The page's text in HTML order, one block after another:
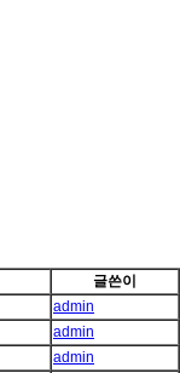
글쓴이
admin
admin
admin